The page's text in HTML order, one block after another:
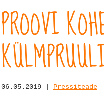
PROOVI
06.05.2019 | Pressiteade